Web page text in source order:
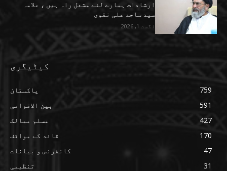
ارشادات ہمارے لئے مشعل راہ ہیں ، علامہ
سید ساجد علی نقوی
اگست 1, 2026
کیٹیگری
پاکستان
759
بین الاقوامی
591
مسلم ممالک
427
قائد کے مواقف
170
کانفرنس و بیانات
47
تنظیمی
31